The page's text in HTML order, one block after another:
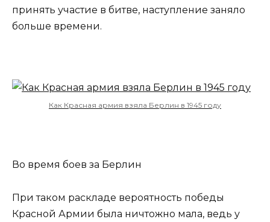
принять участие в битве, наступление заняло
больше времени.
Как Красная армия взяла Берлин в 1945 году
Во время боев за Берлин
При таком раскладе вероятность победы
Красной Армии была ничтожно мала, ведь у